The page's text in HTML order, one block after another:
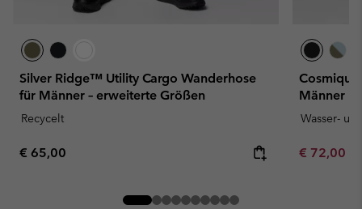
Silver Ridge™ Utility Cargo Wanderhose
für Männer – erweiterte Größen
Recycelt
Regular price:
€ 65,00
Männer
Wasser-
Minimum
€ 72,00